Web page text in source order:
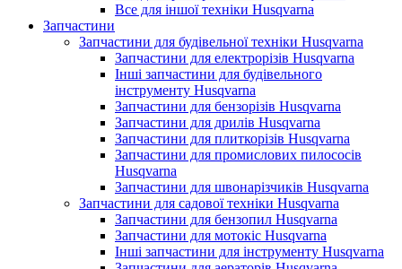
Все для іншої техніки Husqvarna
Запчастини
Запчастини для будівельної техніки Husqvarna
Запчастини для електрорізів Husqvarna
Інші запчастини для будівельного
інструменту Husqvarna
Запчастини для бензорізів Husqvarna
Запчастини для дрилів Husqvarna
Запчастини для плиткорізів Husqvarna
Запчастини для промислових пилососів
Husqvarna
Запчастини для швонарізчиків Husqvarna
Запчастини для садової техніки Husqvarna
Запчастини для бензопил Husqvarna
Запчастини для мотокіс Husqvarna
Інші запчастини для інструменту Husqvarna